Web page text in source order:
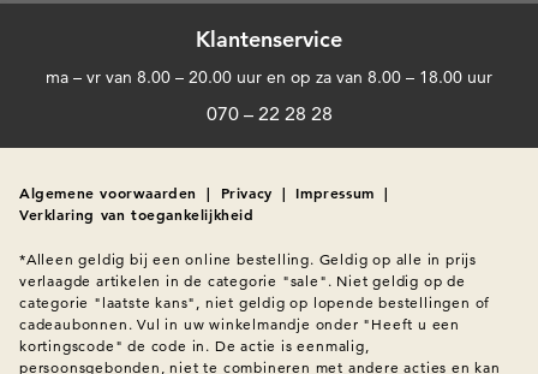
Klantenservice
ma – vr van 8.00 – 20.00 uur en op za van 8.00 – 18.00 uur
070 – 22 28 28
Algemene voorwaarden | Privacy | Impressum |
Verklaring van toegankelijkheid
*Alleen geldig bij een online bestelling. Geldig op alle in prijs
verlaagde artikelen in de categorie "sale". Niet geldig op de
categorie "laatste kans", niet geldig op lopende bestellingen of
cadeaubonnen. Vul in uw winkelmandje onder "Heeft u een
kortingscode" de code in. De actie is eenmalig,
persoonsgebonden, niet te combineren met andere acties en kan